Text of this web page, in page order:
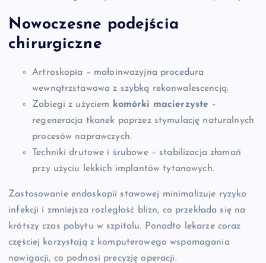
Nowoczesne podejścia
chirurgiczne
Artroskopia – małoinwazyjna procedura
wewnątrzstawowa z szybką rekonwalescencją.
Zabiegi z użyciem
komórki macierzyste –
regeneracja tkanek poprzez stymulację naturalnych
procesów naprawczych.
Techniki drutowe i śrubowe – stabilizacja złamań
przy użyciu lekkich implantów tytanowych.
Zastosowanie endoskopii stawowej minimalizuje ryzyko
infekcji i zmniejsza rozległość blizn, co przekłada się na
krótszy czas pobytu w szpitalu. Ponadto lekarze coraz
częściej korzystają z komputerowego wspomagania
nawigacji, co podnosi precyzję operacji.